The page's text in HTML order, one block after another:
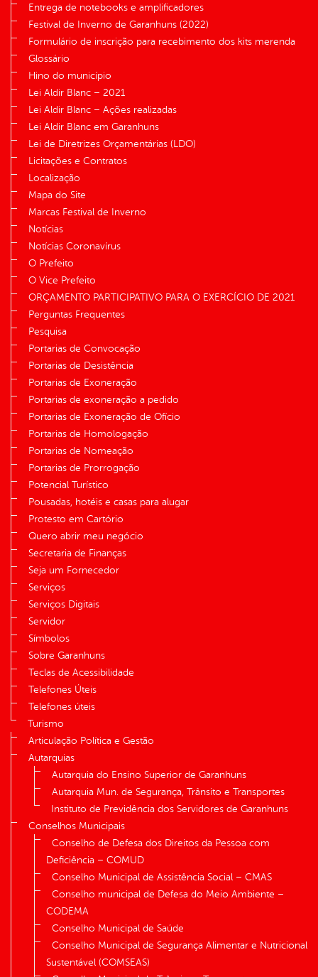
Entrega de notebooks e amplificadores
Festival de Inverno de Garanhuns (2022)
Formulário de inscrição para recebimento dos kits merenda
Glossário
Hino do município
Lei Aldir Blanc – 2021
Lei Aldir Blanc – Ações realizadas
Lei Aldir Blanc em Garanhuns
Lei de Diretrizes Orçamentárias (LDO)
Licitações e Contratos
Localização
Mapa do Site
Marcas Festival de Inverno
Notícias
Notícias Coronavírus
O Prefeito
O Vice Prefeito
ORÇAMENTO PARTICIPATIVO PARA O EXERCÍCIO DE 2021
Perguntas Frequentes
Pesquisa
Portarias de Convocação
Portarias de Desistência
Portarias de Exoneração
Portarias de exoneração a pedido
Portarias de Exoneração de Ofício
Portarias de Homologação
Portarias de Nomeação
Portarias de Prorrogação
Potencial Turístico
Pousadas, hotéis e casas para alugar
Protesto em Cartório
Quero abrir meu negócio
Secretaria de Finanças
Seja um Fornecedor
Serviços
Serviços Digitais
Servidor
Símbolos
Sobre Garanhuns
Teclas de Acessibilidade
Telefones Úteis
Telefones úteis
Turismo
Articulação Política e Gestão
Autarquias
Autarquia do Ensino Superior de Garanhuns
Autarquia Mun. de Segurança, Trânsito e Transportes
Instituto de Previdência dos Servidores de Garanhuns
Conselhos Municipais
Conselho de Defesa dos Direitos da Pessoa com
Deficiência – COMUD
Conselho Municipal de Assistência Social – CMAS
Conselho municipal de Defesa do Meio Ambiente –
CODEMA
Conselho Municipal de Saúde
Conselho Municipal de Segurança Alimentar e Nutricional
Sustentável (COMSEAS)